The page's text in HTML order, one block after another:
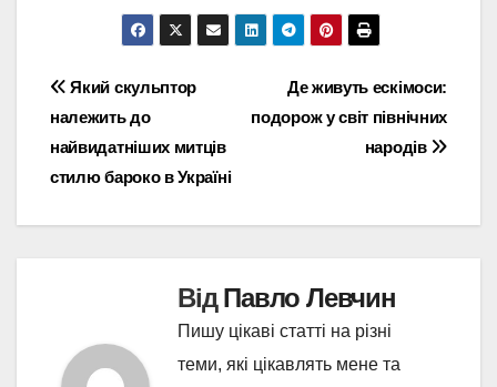
Навігація
записів
Де живуть ескімоси:
подорож у світ північних
народів
Який скульптор
належить до
найвидатніших митців
стилю бароко в Україні
ВідПавло Левчин
Пишу цікаві статті на різні
теми, які цікавлять мене та